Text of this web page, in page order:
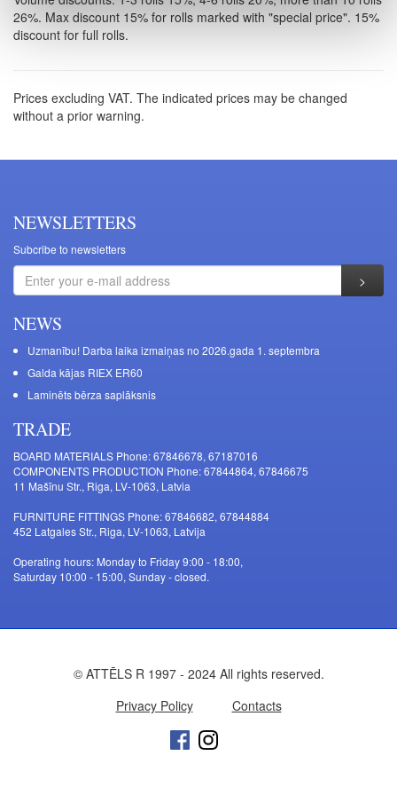
26%. Max discount 15% for rolls marked with "special price". 15%
discount for full rolls.
Prices excluding VAT. The indicated prices may be changed
without a prior warning.
NEWSLETTERS
Subcribe to newsletters
NEWS
Uzmanību! Darba laika izmaiņas no 2026.gada 1. septembra
Galda kājas RIEX ER60
Laminēts bērza saplāksnis
TRADE
BOARD MATERIALS Phone: 67846678, 67187016
COMPONENTS PRODUCTION Phone: 67844864, 67846675
11 Mašīnu Str., Riga, LV-1063, Latvia
FURNITURE FITTINGS Phone: 67846682, 67844884
452 Latgales Str., Riga, LV-1063, Latvija
Operating hours: Monday to Friday 9:00 - 18:00,
Saturday 10:00 - 15:00, Sunday - closed.
© ATTĒLS R 1997 - 2024 All rights reserved.
Privacy Policy
Contacts